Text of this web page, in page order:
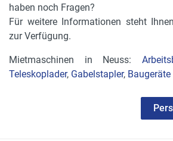
haben noch Fragen?
Für weitere Informationen steht
zur Verfügung.
Mietmaschinen in Neuss:
Teleskoplader, Gabelstapler, Baugeräte